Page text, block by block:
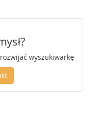
wyszukiwarkę